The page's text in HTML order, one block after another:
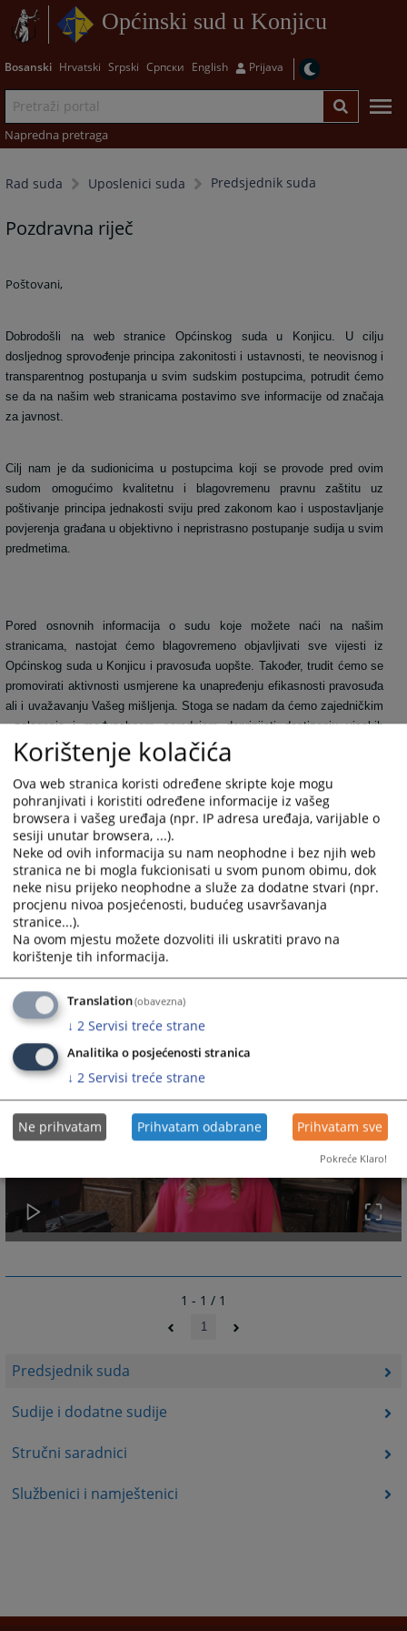
Općinski sud u Konjicu
Bosanski Hrvatski Srpski Српски English Prijava
Napredna pretraga
Rad suda Uposlenici suda Predsjednik suda
Predsjednik suda
Sudije i dodatne sudije
Stručni saradnici
Službenici i namještenici
Pozdravna riječ
Poštovani,
Dobrodošli na web stranice Općinskog suda u Konjicu. U cilju
dosljednog sprovođenje principa zakonitosti i ustavnosti, te neovisnog i
transparentnog postupanja u svim sudskim postupcima, potrudit ćemo
se da na našim web stranicama postavimo sve informacije od značaja
za javnost.
Cilj nam je da sudionicima u postupcima koji se provode pred ovim
sudom omogućimo kvalitetnu i blagovremenu pravnu zaštitu uz
poštivanje principa jednakosti sviju pred zakonom kao i uspostavljanje
povjerenja građana u objektivno i nepristrasno postupanje sudija u svim
predmetima.
Pored osnovnih informacija o sudu koje možete naći na našim
stranicama, nastojat ćemo blagovremeno objavljivati sve vijesti iz
Općinskog suda u Konjicu i pravosuđa uopšte. Također, trudit ćemo se
promovirati aktivnosti usmjerene ka unapređenju efikasnosti pravosuđa
ali i uvažavanju Vašeg mišljenja. Stoga se nadam da ćemo zajedničkim
zalaganja i međusobnom saradnjom doprinijeti dostizanju visokih
standarda kada je u pitanju rad Općinskog suda u Konjicu i pravosuđa
uopšte.
Predsjednica suda
Katarina Drmać
1 - 1 / 1
1
Korištenje kolačića
Ova web stranica koristi određene skripte koje mogu
pohranjivati i koristiti određene informacije iz vašeg
browsera i vašeg uređaja (npr. IP adresa uređaja, varijable o
sesiji unutar browsera, ...).
Neke od ovih informacija su nam neophodne i bez njih web
stranica ne bi mogla fukcionisati u svom punom obimu, dok
neke nisu prijeko neophodne a služe za dodatne stvari (npr.
procjenu nivoa posjećenosti, budućeg usavršavanja
stranice...).
Na ovom mjestu možete dozvoliti ili uskratiti pravo na
korištenje tih informacija.
Translation(obavezna)
↓ 2 Servisi treće strane
Analitika o posjećenosti stranica
↓ 2 Servisi treće strane
Ne prihvatam Prihvatam odabrane Prihvatam sve
Pokreće Klaro!